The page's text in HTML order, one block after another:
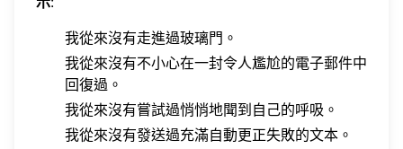
我從來沒有走進過玻璃門。
我從來沒有不小心在一封令人尷尬的電子郵件中
回復過。
我從來沒有嘗試過悄悄地聞到自己的呼吸。
我從來沒有發送過充滿自動更正失敗的文本。